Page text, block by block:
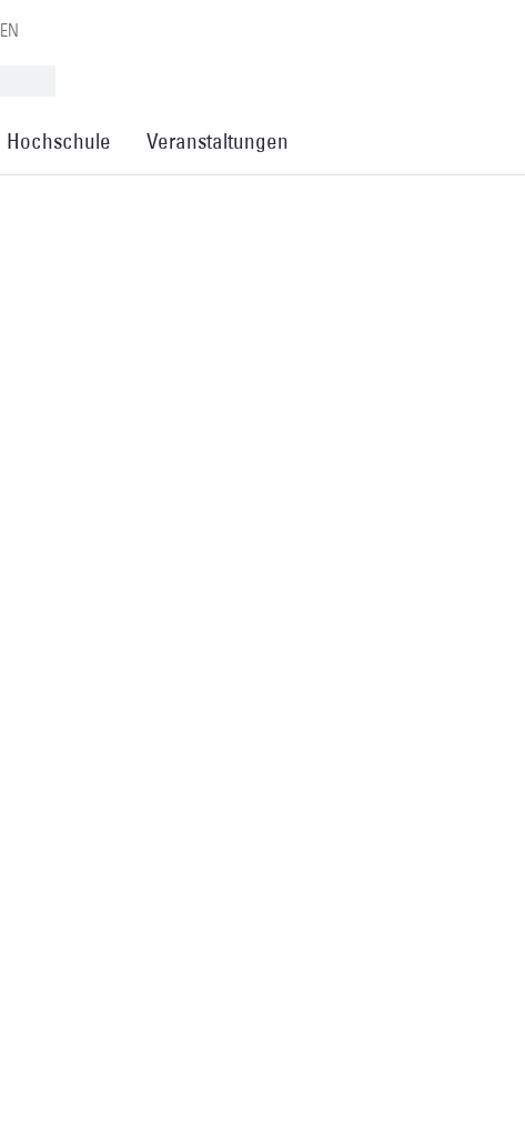
EN
Hochschule Veranstaltungen